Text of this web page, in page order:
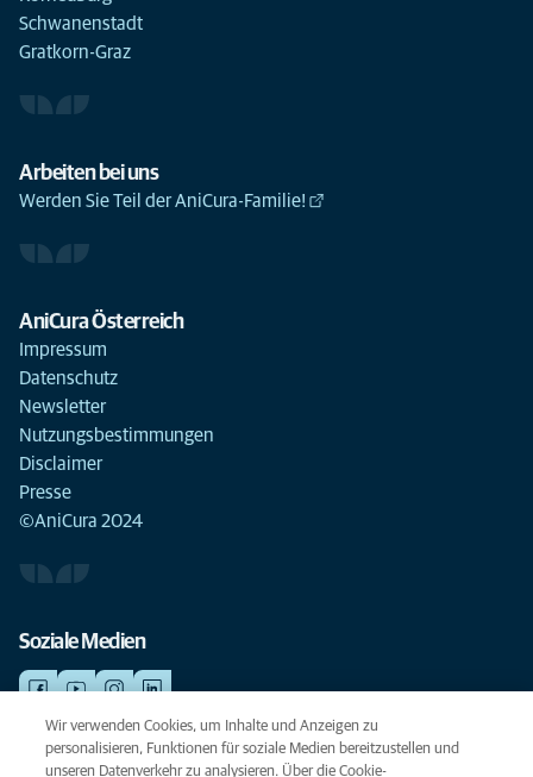
Schwanenstadt
Gratkorn-Graz
Arbeiten bei uns
Werden Sie Teil der AniCura-Familie!
AniCura Österreich
Impressum
Datenschutz
Newsletter
Nutzungsbestimmungen
Disclaimer
Presse
©AniCura 2024
Soziale Medien
NOTDIENSTE
Wir verwenden Cookies, um Inhalte und Anzeigen zu
personalisieren, Funktionen für soziale Medien bereitzustellen und
unseren Datenverkehr zu analysieren. Über die Cookie-